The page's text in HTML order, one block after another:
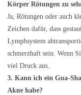
Körper Rötungen zu
Ja, Rötungen oder auch
Zeichen dafür, dass
Lymphsystem
schmerzhaft sein. Wenn
viel Druck aus.
3. Kann ich ein Gua-
Akne habe?